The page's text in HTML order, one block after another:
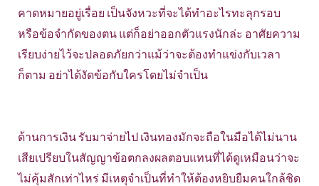
คาดหมายอยู่เรื่อย เป็นจังหวะที่จะได้ทำอะไรทะลุกรอบ
หรือข้อจำกัดของตน แต่ก็อย่าออกตัวแรงนักล่ะ อาศัยความ
เรียบง่ายไว้จะปลอดภัยกว่าแม้ว่าจะต้องทำแข่งกับเวลา
ก็ตาม อย่าได้งัดข้อกับใครโดยไม่จำเป็น
ด้านการเงิน รับมาจ่ายไป เงินทองมักจะถือในมือได้ไม่นาน
เสียเปรียบในสัญญาข้อตกลงผลตอบแทนที่ได้ดูเหมือนว่าจะ
ไม่คุ้มสักเท่าไหร่ มีเหตุจำเป็นที่ทำให้ต้องหยิบยืมคนใกล้ชิด